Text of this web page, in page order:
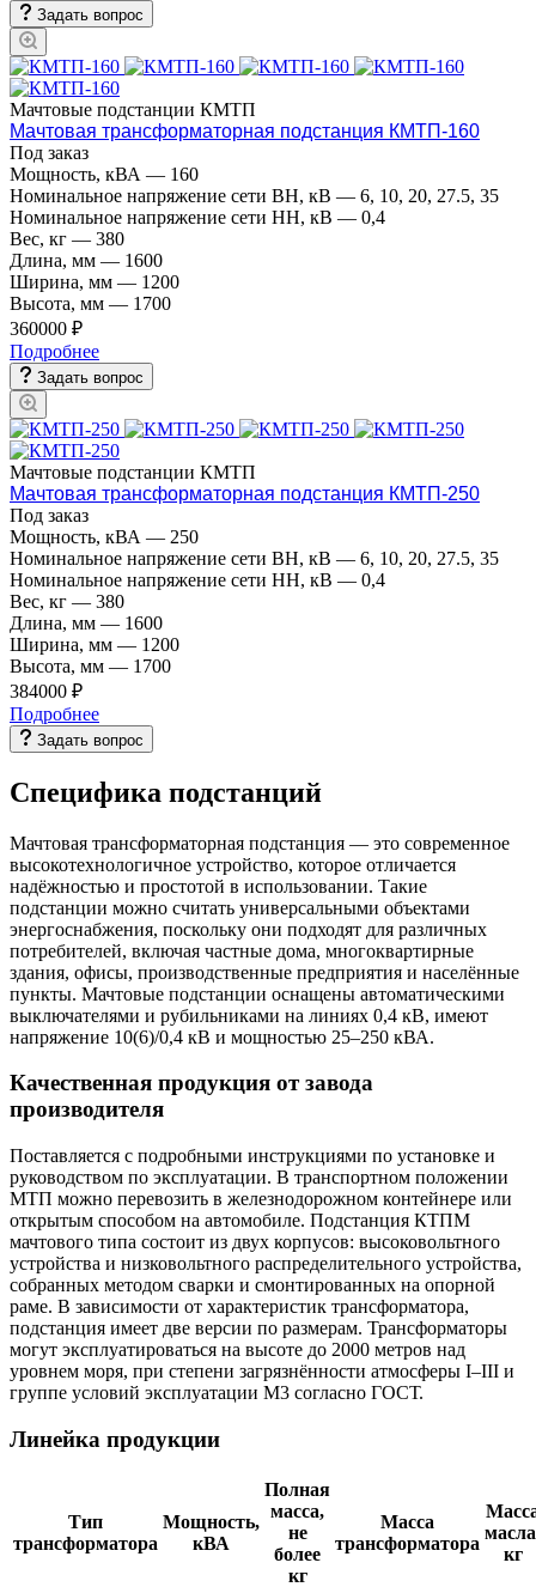
Задать вопрос
Мачтовые подстанции КМТП
Мачтовая трансформаторная подстанция КМТП-160
Под заказ
Мощность, кВА — 160
Номинальное напряжение сети ВН, кВ — 6, 10, 20, 27.5, 35
Номинальное напряжение сети НН, кВ — 0,4
Вес, кг — 380
Длина, мм — 1600
Ширина, мм — 1200
Высота, мм — 1700
360000 ₽
Подробнее
Задать вопрос
Мачтовые подстанции КМТП
Мачтовая трансформаторная подстанция КМТП-250
Под заказ
Мощность, кВА — 250
Номинальное напряжение сети ВН, кВ — 6, 10, 20, 27.5, 35
Номинальное напряжение сети НН, кВ — 0,4
Вес, кг — 380
Длина, мм — 1600
Ширина, мм — 1200
Высота, мм — 1700
384000 ₽
Подробнее
Задать вопрос
Специфика подстанций
Мачтовая трансформаторная подстанция — это современное
высокотехнологичное устройство, которое отличается
надёжностью и простотой в использовании. Такие
подстанции можно считать универсальными объектами
энергоснабжения, поскольку они подходят для различных
потребителей, включая частные дома, многоквартирные
здания, офисы, производственные предприятия и населённые
пункты. Мачтовые подстанции оснащены автоматическими
выключателями и рубильниками на линиях 0,4 кВ, имеют
напряжение 10(6)/0,4 кВ и мощностью 25–250 кВА.
Качественная продукция от завода
производителя
Поставляется с подробными инструкциями по установке и
руководством по эксплуатации. В транспортном положении
МТП можно перевозить в железнодорожном контейнере или
открытым способом на автомобиле. Подстанция КТПМ
мачтового типа состоит из двух корпусов: высоковольтного
устройства и низковольтного распределительного устройства,
собранных методом сварки и смонтированных на опорной
раме. В зависимости от характеристик трансформатора,
подстанция имеет две версии по размерам. Трансформаторы
могут эксплуатироваться на высоте до 2000 метров над
уровнем моря, при степени загрязнённости атмосферы I–III и
группе условий эксплуатации М3 согласно ГОСТ.
Линейка продукции
Тип
трансформатора
Мощность,
кВА
Полная
масса,
не
более
кг
Масса
трансформатора
кг